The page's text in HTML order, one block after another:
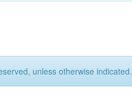
unless otherwise indicated.